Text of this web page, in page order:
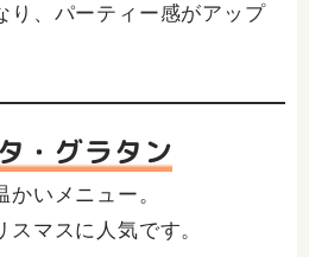
り、パーティー感がアップ
・グラタン
いメニュー。
マスに人気です。